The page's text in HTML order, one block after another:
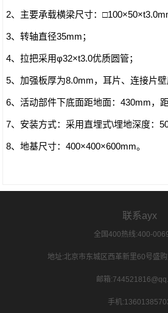
2、主要承载横梁尺寸：
3、转轴直径35mm；
4、拉把采用φ32×t3.0优质圆管；
5、加强板厚为8.0mm，耳片、连接片壁
6、活动部件下底面距地面：430mm，
7、安装方式：采用直埋式\埋地深度：
8、地基尺寸：400×400×600mm。
联系ayx
全国400热线:400-
地址:北京市东城区西革新里60号盛
邮箱
手机